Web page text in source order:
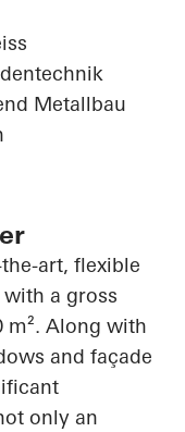
Metallbau
art, flexible
a gross
m². Along with
and façade
only an